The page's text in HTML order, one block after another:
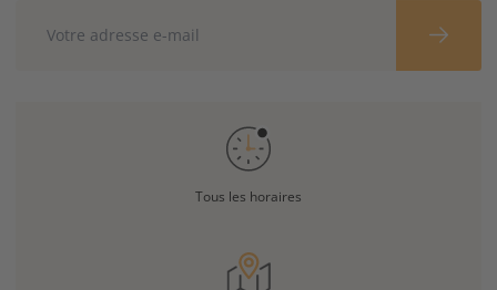
Tous les horaires